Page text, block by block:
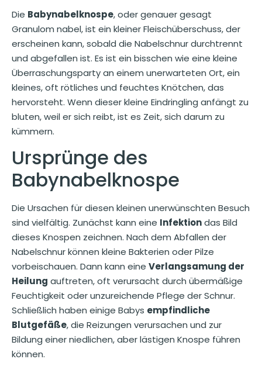
Die Babynabelknospe, oder genauer gesagt
Granulom nabel, ist ein kleiner Fleischüberschuss, der
erscheinen kann, sobald die Nabelschnur durchtrennt
und abgefallen ist. Es ist ein bisschen wie eine kleine
Überraschungsparty an einem unerwarteten Ort, ein
kleines, oft rötliches und feuchtes Knötchen, das
hervorsteht. Wenn dieser kleine Eindringling anfängt zu
bluten, weil er sich reibt, ist es Zeit, sich darum zu
kümmern.
Ursprünge des
Babynabelknospe
Die Ursachen für diesen kleinen unerwünschten Besuch
sind vielfältig. Zunächst kann eine Infektiondas Bild
dieses Knospen zeichnen. Nach dem Abfallen der
Nabelschnur können kleine Bakterien oder Pilze
vorbeischauen. Dann kann eine Verlangsamung der
Heilung auftreten, oft verursacht durch übermäßige
Feuchtigkeit oder unzureichende Pflege der Schnur.
Schließlich haben einige Babys empfindliche
Blutgefäße, die Reizungen verursachen und zur
Bildung einer niedlichen, aber lästigen Knospe führen
können.